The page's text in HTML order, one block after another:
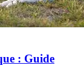
: Guide